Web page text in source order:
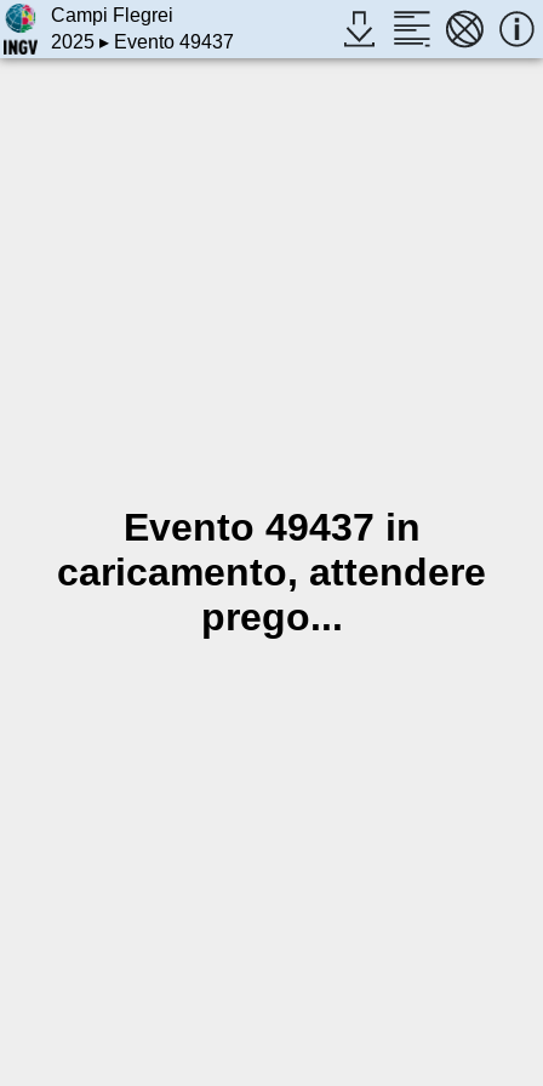
Campi Flegrei
2025▸ Evento 49437
Evento 49437 in
caricamento, attendere
prego...